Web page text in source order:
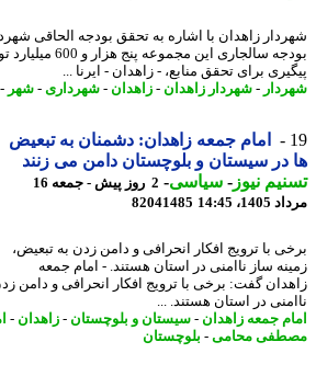
زاهدان با اشاره به تحقق بودجه الحاقی
بودجه سالجاری این مجموعه
برای تحقق منابع، - زاهدان - ایرنا ...
-شهردار زاهدان- زاهدان- شهرداری- شهر -
امام جمعه زاهدان: دشمنان به تبعیض
در سیستان و بلوچستان دامن می زنند
نیوز-سیاسی-
2 روز پیش - جمعه 16
14:45
82041485
با ترویج افکار انحرافی و دامن زدن به تبعیض،
ساز ناامنی در استان هستند. - امام جمعه
گفت: برخی با ترویج افکار انحرافی و دامن زدن به
در استان هستند. ...
جمعه زاهدان- سیستان و بلوچستان-زاهدان-
محامی-بلوچستان